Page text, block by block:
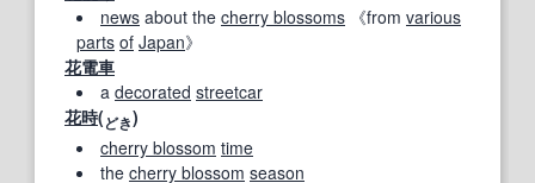
news about the cherry blossoms 《from various
parts of Japan》
花電車
a decorated streetcar
花時(どき)
cherry blossom time
the cherry blossom season